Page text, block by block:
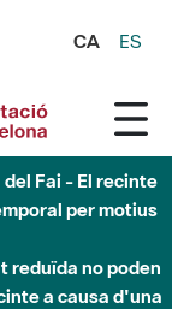
CA ES
Fai - El recinte
per motius
reduïda no poden
a causa d'una